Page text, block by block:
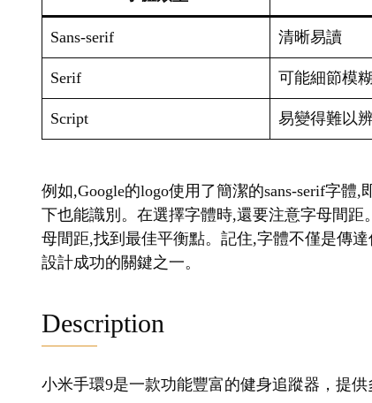
Sans-serif 清晰易讀
Serif 可能細節模糊
Script 易變得難以
例如,Google的logo使用了簡潔的sans-serif字
下也能識別。在選擇字體時,還要注意字母間
母間距,找到最佳平衡點。記住,字體不僅是傳
設計成功的關鍵之一。
Description
小米手環9是一款功能豐富的健身追蹤器，提供